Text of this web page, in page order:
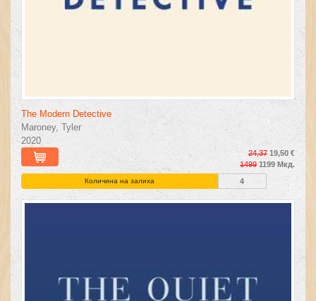
The Modern Detective
Maroney, Tyler
2020
24,37 19,50 €
1499 1199 Мкд.
Количина на залиха 4